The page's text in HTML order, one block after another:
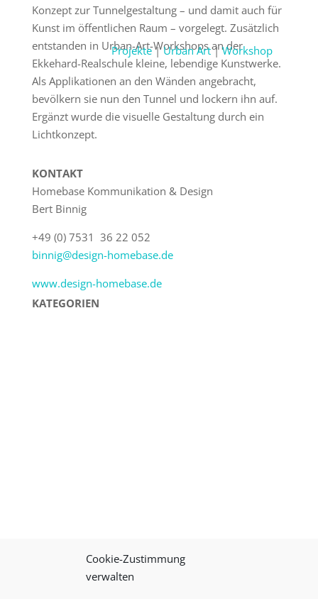
Cookie-Zustimmung
verwalten
Konzept zur Tunnelgestaltung – und damit auch für
Kunst im öffentlichen Raum – vorgelegt. Zusätzlich
entstanden in Urban-Art-Workshops an der
Ekkehard-Realschule kleine, lebendige Kunstwerke.
Als Applikationen an den Wänden angebracht,
bevölkern sie nun den Tunnel und lockern ihn auf.
Ergänzt wurde die visuelle Gestaltung durch ein
Lichtkonzept.
KONTAKT
Homebase Kommunikation & Design
Bert Binnig
+49 (0) 7531 36 22 052
binnig@design-homebase.de
www.design-homebase.de
KATEGORIEN
Projekte|Urban Art|Workshop